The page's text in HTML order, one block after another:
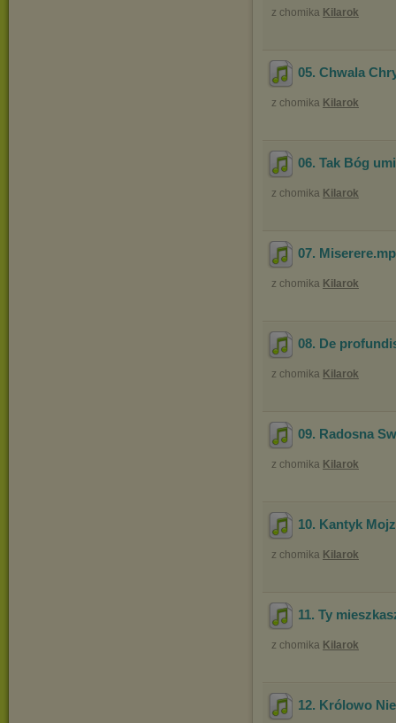
z chomika Kilarok
05. Chwala
z chomika Kilarok
06. Tak Bóg
z chomika Kilarok
07. Miserere
z chomika Kilarok
08. De
z chomika Kilarok
09. Radosna
z chomika Kilarok
10. Kantyk
z chomika Kilarok
11. Ty
z chomika Kilarok
12. Królowo